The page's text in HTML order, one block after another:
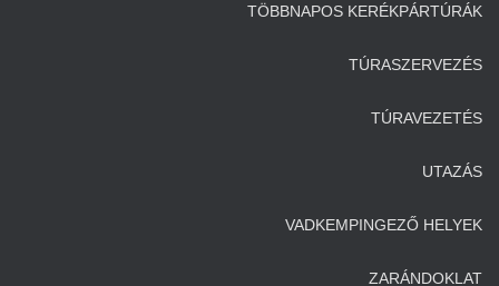
TÖBBNAPOS KERÉKPÁRTÚRÁK
TÚRASZERVEZÉS
TÚRAVEZETÉS
UTAZÁS
VADKEMPINGEZŐ HELYEK
ZARÁNDOKLAT